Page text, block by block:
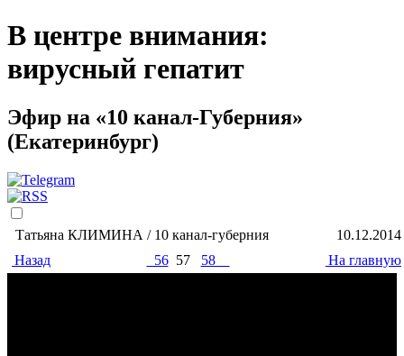
В центре внимания:
вирусный гепатит
Эфир на «10 канал-Губерния»
(Екатеринбург)
Татьяна КЛИМИНА / 10 канал-губерния
10.12.2014
Назад
5657 58 На главную